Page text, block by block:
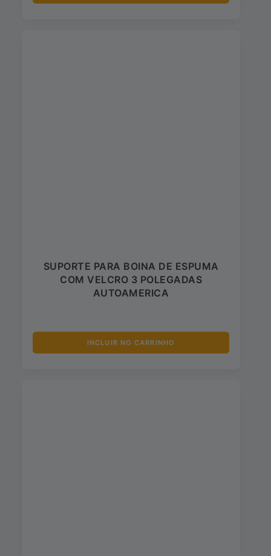
SUPORTE PARA BOINA DE ESPUMA
COM VELCRO 3 POLEGADAS
AUTOAMERICA
INCLUIR NO CARRINHO